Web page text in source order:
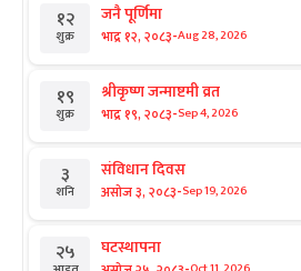
१२
शुक्र
जनै पूर्णिमा
भाद्र १२, २०८३-Aug 28, 2026
१९
शुक्र
श्रीकृष्ण जन्माष्टमी व्रत
भाद्र १९, २०८३-Sep 4, 2026
३
शनि
संविधान दिवस
असोज ३, २०८३-Sep 19, 2026
२५ घटस्थापना